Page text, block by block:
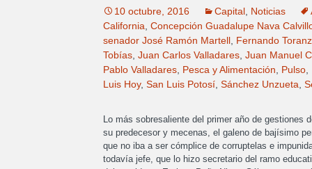
10 octubre, 2016 Capital Noticias
California Concepción Guadalupe Nava
senador José Ramón Martell Fernando
Tobías Juan Carlos Valladares Juan Manuel
Pablo Valladares Pesca y Alimentación Pulso
Luis Hoy, San Luis Potosí Sánchez Unzueta
Lo más sobresaliente del primer año de gestiones
su predecesor y mecenas, el galeno de bajísimo
que no iba a ser cómplice de corruptelas e
todavía jefe, que lo hizo secretario del ramo